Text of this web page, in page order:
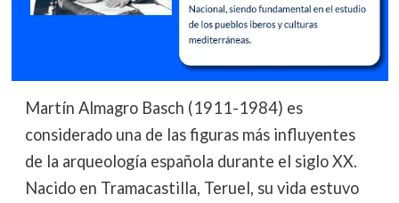
Martín Almagro Basch (1911-1984) es
considerado una de las figuras más influyentes
de la arqueología española durante el siglo XX.
Nacido en Tramacastilla, Teruel, su vida estuvo